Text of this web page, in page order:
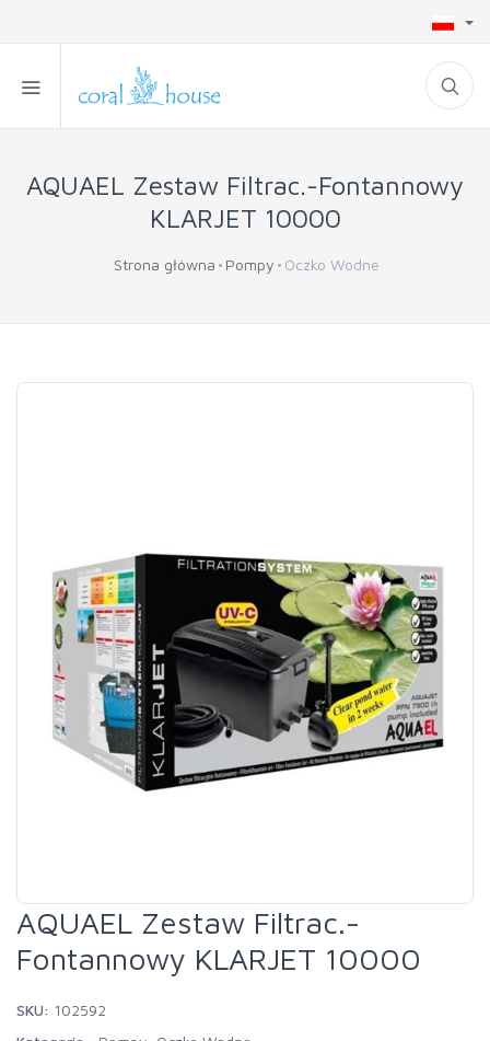
AQUAEL Zestaw Filtrac.-Fontannowy
KLARJET 10000
Strona główna Pompy Oczko Wodne
AQUAEL Zestaw Filtrac.-
Fontannowy KLARJET 10000
SKU: 102592